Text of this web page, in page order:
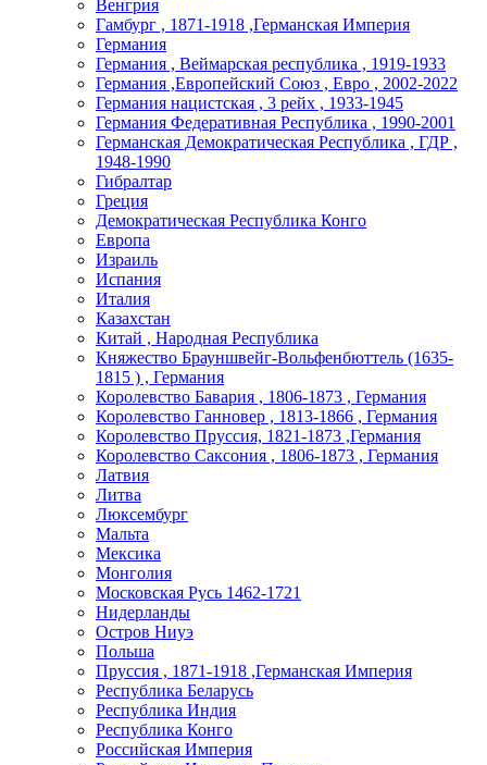
Венгрия
Гамбург , 1871-1918 ,Германская Империя
Германия
Германия , Веймарская республика , 1919-1933
Германия ,Европейский Союз , Евро , 2002-2022
Германия нацистская , 3 рейх , 1933-1945
Германия Федеративная Республика , 1990-2001
Германская Демократическая Республика , ГДР ,
1948-1990
Гибралтар
Греция
Демократическая Республика Конго
Европа
Израиль
Испания
Италия
Казахстан
Китай , Народная Республика
Княжество Брауншвейг-Вольфенбюттель (1635-
1815 ) , Германия
Королевство Бавария , 1806-1873 , Германия
Королевство Ганновер , 1813-1866 , Германия
Королевство Пруссия, 1821-1873 ,Германия
Королевство Саксония , 1806-1873 , Германия
Латвия
Литва
Люксембург
Мальта
Мексика
Монголия
Московская Русь 1462-1721
Нидерланды
Остров Ниуэ
Польша
Пруссия , 1871-1918 ,Германская Империя
Республика Беларусь
Республика Индия
Республика Конго
Российская Империя